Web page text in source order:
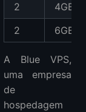
2
4GB
2
6GB
A Blue VPS,
uma empresa
de
hospedagem